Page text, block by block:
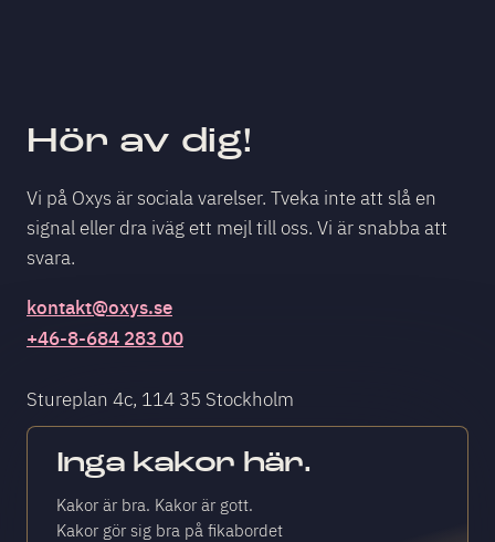
Hör av dig!
Vi på Oxys är sociala varelser. Tveka inte att slå en
signal eller dra iväg ett mejl till oss. Vi är snabba att
svara.
kontakt@oxys.se
+46-8-684 283 00
Stureplan 4c, 114 35 Stockholm
Inga kakor här.
Kakor är bra. Kakor är gott.
Kakor gör sig bra på fikabordet